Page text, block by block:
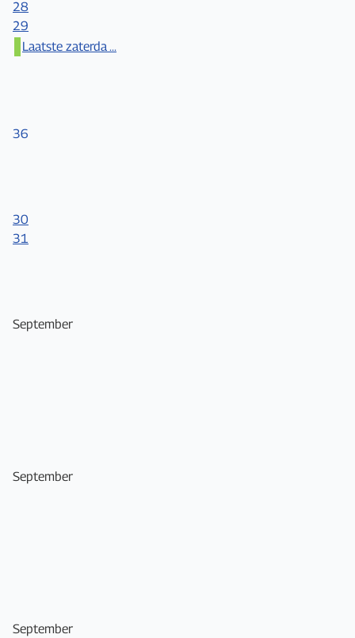
28
29
Laatste zaterda ...
36
30
31
September
September
September